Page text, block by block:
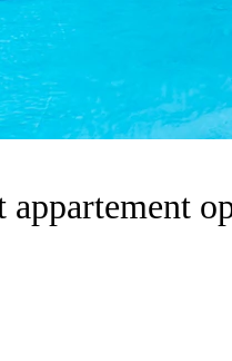
appartement